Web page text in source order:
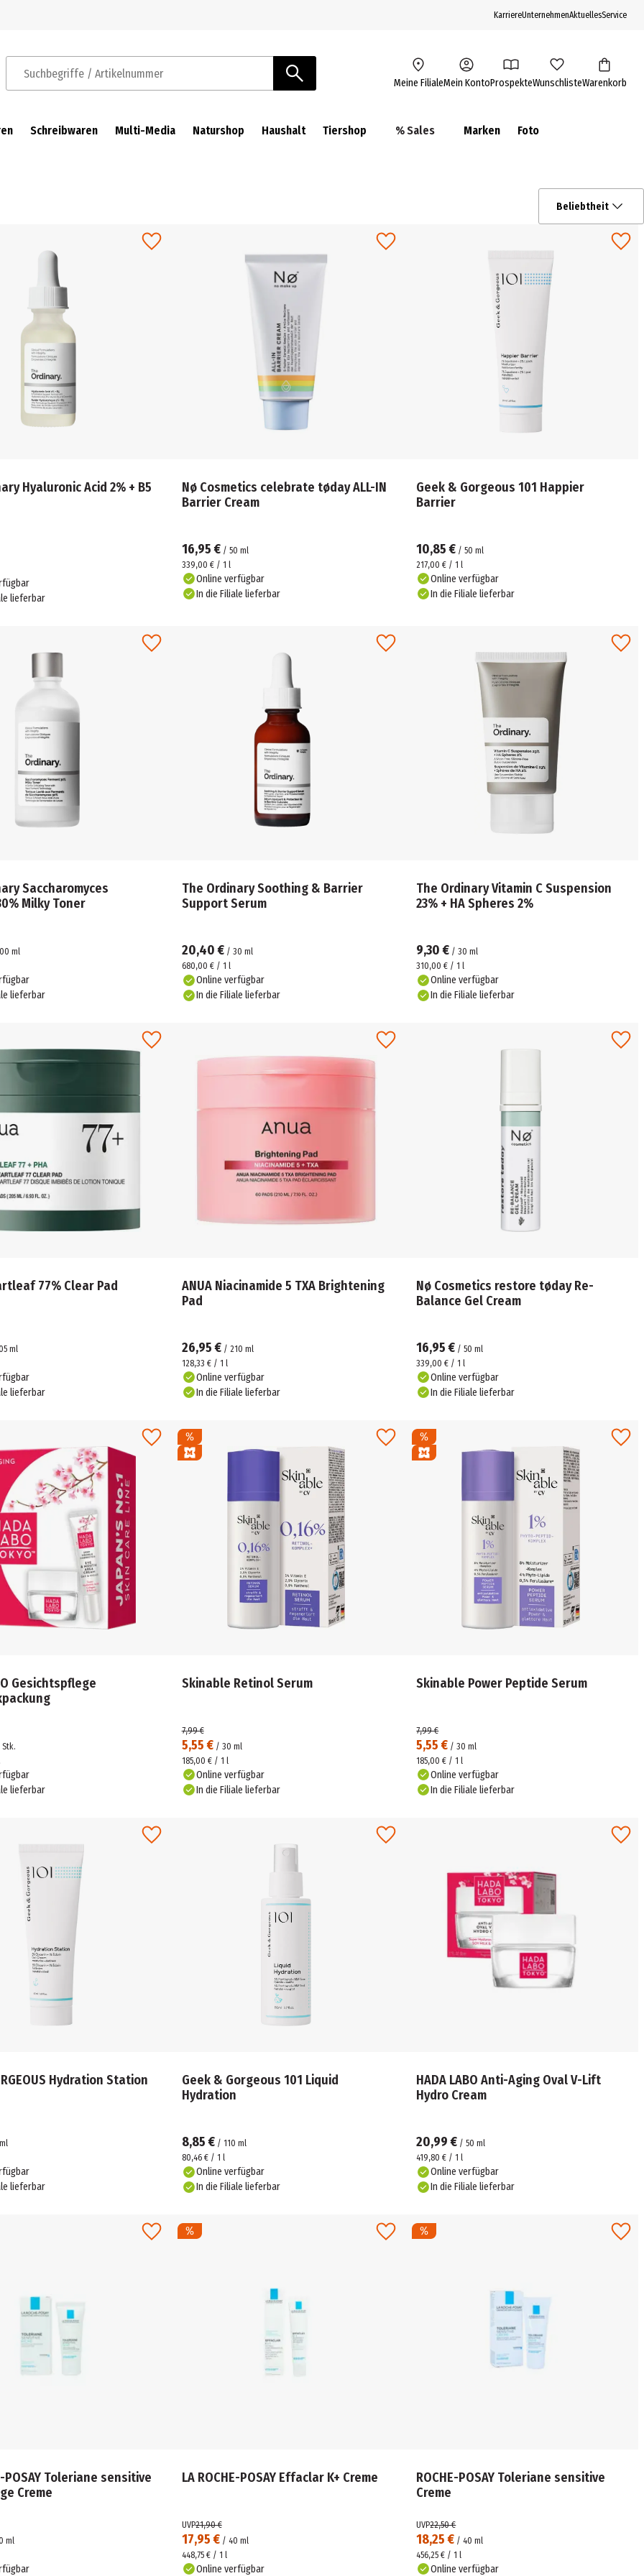
KarriereUnternehmenAktuellesService
Suchbegriffe / Artikelnummer Meine FilialeMein KontoProspekteWunschlisteWarenkorb
Schreibwaren Multi-Media Naturshop Haushalt Tiershop % Sales Marken Foto
Beliebtheit
Hyaluronic Acid 2% + B5
lieferbar
Nø Cosmetics celebrate tøday ALL-IN
Barrier Cream
16,95 €/ 50 ml
339,00 € / 1 l
Online verfügbar
In die Filiale lieferbar
Geek & Gorgeous 101 Happier
Barrier
10,85 € /50 ml
217,00 € / 1 l
Online verfügbar
In die Filiale lieferbar
Saccharomyces
Milky Toner
ml
lieferbar
The Ordinary Soothing & Barrier
Support Serum
20,40 €/ 30 ml
680,00 € / 1 l
Online verfügbar
In die Filiale lieferbar
The Ordinary Vitamin C Suspension
23% + HA Spheres 2%
9,30 € /30 ml
310,00 € / 1 l
Online verfügbar
In die Filiale lieferbar
77% Clear Pad
ml
lieferbar
ANUA Niacinamide 5 TXA Brightening
Pad
26,95 €/ 210 ml
128,33 € / 1 l
Online verfügbar
In die Filiale lieferbar
Nø Cosmetics restore tøday Re-
Balance Gel Cream
16,95 € /50 ml
339,00 € / 1 l
Online verfügbar
In die Filiale lieferbar
Gesichtspflege
Stk.
lieferbar
Skinable Retinol Serum
5,55 €/ 30 ml
7,99 €
185,00 € / 1 l
Online verfügbar
In die Filiale lieferbar
Skinable Power Peptide Serum
5,55 € /30 ml
7,99 €
185,00 € / 1 l
Online verfügbar
In die Filiale lieferbar
Hydration Station
ml
lieferbar
Geek & Gorgeous 101 Liquid
Hydration
8,85 €/ 110 ml
80,46 € / 1 l
Online verfügbar
In die Filiale lieferbar
HADA LABO Anti-Aging Oval V-Lift
Hydro Cream
20,99 € /50 ml
419,80 € / 1 l
Online verfügbar
In die Filiale lieferbar
POSAY Toleriane sensitive
Creme
ml
LA ROCHE-POSAY Effaclar K+ Creme
17,95 €/ 40 ml
UVP21,90 €
448,75 € / 1 l
Online verfügbar
ROCHE-POSAY Toleriane sensitive
Creme
18,25 € /40 ml
UVP22,50 €
456,25 € / 1 l
Online verfügbar